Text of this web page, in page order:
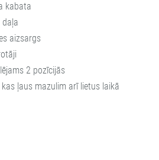
kabata
daļa
aizsargs
2 pozīcijās
ļaus mazulim arī lietus laikā